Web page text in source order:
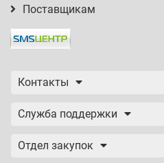
Поставщикам
Контакты
Служба поддержки
Отдел закупок